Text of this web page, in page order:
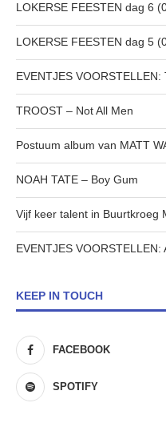
LOKERSE FEESTEN dag 6
LOKERSE FEESTEN dag 5
EVENTJES VOORSTELLEN:
TROOST – Not All Men
Postuum album van MATT
NOAH TATE – Boy Gum
Vijf keer talent in Buurtkroeg
EVENTJES VOORSTELLEN:
KEEP IN TOUCH
FACEBOOK
SPOTIFY